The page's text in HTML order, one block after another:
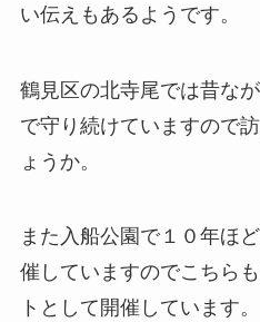
い伝えもあるようです。
鶴見区の北寺尾では昔な
で守り続けていますので
ょうか。
また入船公園で１０年ほ
催していますのでこちら
トとして開催しています。